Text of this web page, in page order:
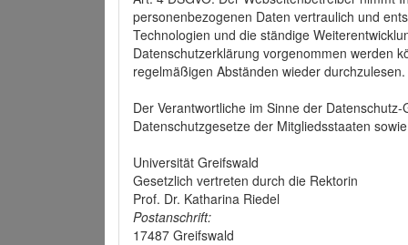
personenbezogenen Daten vertraulich und
Technologien und die ständige
Datenschutzerklärung vorgenommen werden
regelmäßigen Abständen wieder durchzulesen.
Der Verantwortliche im Sinne der
Datenschutzgesetze der Mitgliedsstaaten
Universität Greifswald
Gesetzlich vertreten durch die Rektorin
Prof. Dr. Katharina Riedel
Postanschrift:
17487 Greifswald